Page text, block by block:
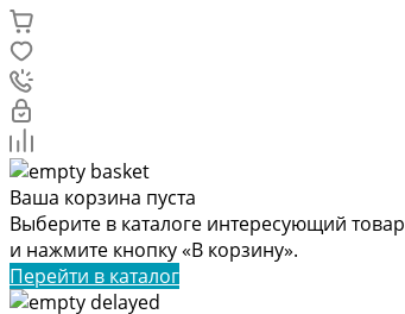
Ваша корзина пуста
Выберите в каталоге интересующий товар
и нажмите кнопку «В корзину».
Перейти в каталог